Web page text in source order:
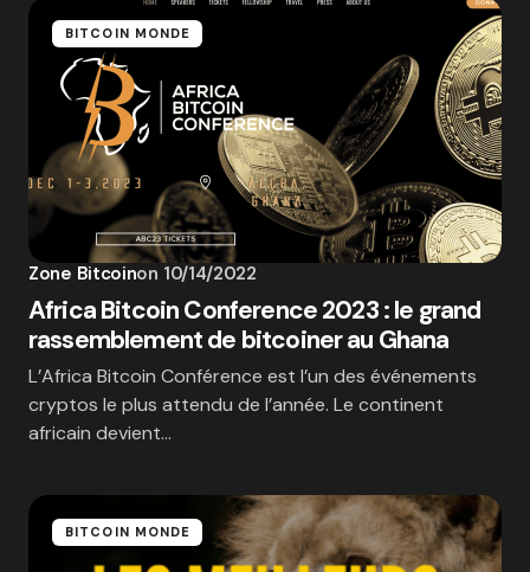
BITCOIN MONDE
Zone Bitcoinon 10/14/2022
Africa Bitcoin Conference 2023 : le grand
rassemblement de bitcoiner au Ghana
L’Africa Bitcoin Conférence est l’un des événements
cryptos le plus attendu de l’année. Le continent
africain devient…
BITCOIN MONDE